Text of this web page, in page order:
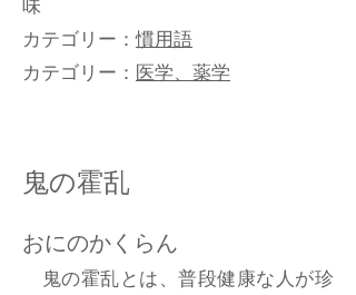
味
カテゴリー：慣用語
カテゴリー： 医学、薬学
鬼の霍乱
おにのかくらん
鬼の霍乱とは、普段健康な人が珍